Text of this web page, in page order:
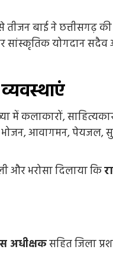
बाई ने छत्तीसगढ़ की
सांस्कृतिक योगदान सदैव
में कलाकारों,
आवागमन, पेयजल,
और भरोसा दिलाया कि
अधीक्षकसहित जिला